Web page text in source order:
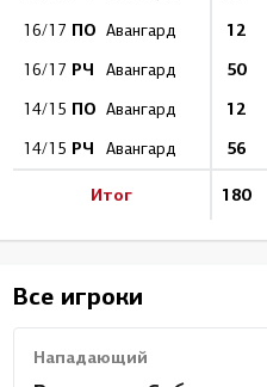
16/17 ПО Авангард 12
16/17 РЧ Авангард 50
14/15 ПО Авангард 12
14/15 РЧ Авангард 56
Итог 180
Все игроки
Нападающий